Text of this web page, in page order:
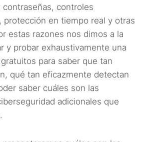
contraseñas, controles
protección en tiempo real y otras
estas razones nos dimos a la
y probar exhaustivamente una
para saber que tan
qué tan eficazmente detectan
saber cuáles son las
adicionales que